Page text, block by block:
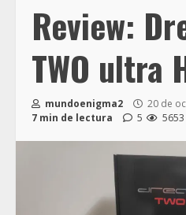
Review:
TWO ultra
mundoenigma2
20 de
7 min de lectura
5 5653